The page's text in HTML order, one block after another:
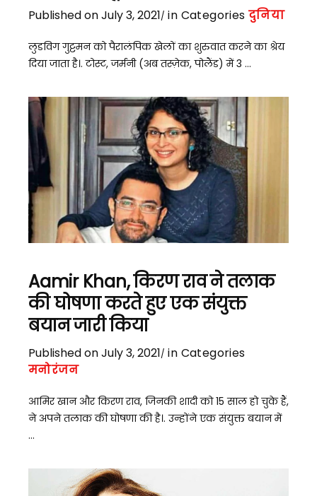
Published on July 3, 2021 in Categories दुनिया
लुडविग गुट्टमन को पैरालंपिक खेलों का शुरुवात करने का श्रेय
दिया जाता है।. टोस्ट, जर्मनी (अब तस्ज़ेक, पोलैंड) में 3 ...
Aamir Khan, किरण राव ने तलाक
की घोषणा करते हुए एक संयुक्त
बयान जारी किया
Published on July 3, 2021 in Categories
मनोरंजन
आमिर खान और किरण राव, जिनकी शादी को 15 साल हो चुके हैं,
ने अपने तलाक की घोषणा की है।. उन्होंने एक संयुक्त बयान में
...